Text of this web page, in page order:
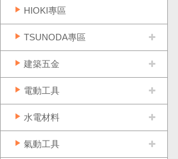
HIOKI專區
TSUNODA專區
建築五金
電動工具
水電材料
氣動工具